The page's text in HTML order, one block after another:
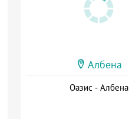
Албена
Оазис - Албена